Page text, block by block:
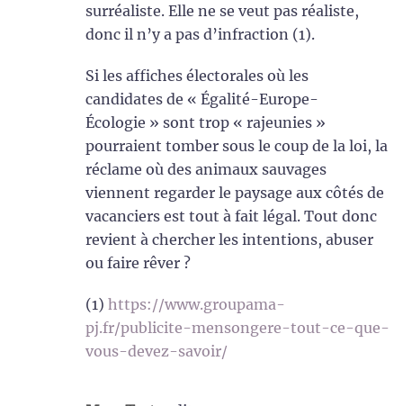
surréaliste. Elle ne se veut pas réaliste,
donc il n’y a pas d’infraction (1).
Si les affiches électorales où les
candidates de « Égalité-Europe-
Écologie » sont trop « rajeunies »
pourraient tomber sous le coup de la loi, la
réclame où des animaux sauvages
viennent regarder le paysage aux côtés de
vacanciers est tout à fait légal. Tout donc
revient à chercher les intentions, abuser
ou faire rêver ?
(1) https://www.groupama-
pj.fr/publicite-mensongere-tout-ce-que-
vous-devez-savoir/